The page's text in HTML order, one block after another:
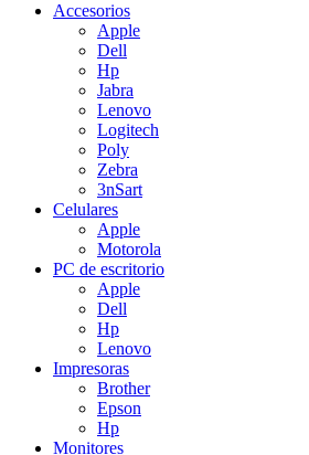
Accesorios
Apple
Dell
Hp
Jabra
Lenovo
Logitech
Poly
Zebra
3nSart
Celulares
Apple
Motorola
PC de escritorio
Apple
Dell
Hp
Lenovo
Impresoras
Brother
Epson
Hp
Monitores